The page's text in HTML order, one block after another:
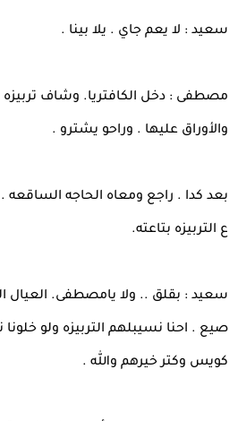
سعيد : لا يعم جاي . يلا بينا .
مصطفى : دخل الكافتريا. وشاف
والأوراق عليها . وراحو يشترو .
ع التربيزه بتاعته.
سعيد : بقلق .. ولا يامصطفى. العيال
صيع . احنا نسيبلهم التربيزه ولو خلونا
كويس وكتر خيرهم والله .